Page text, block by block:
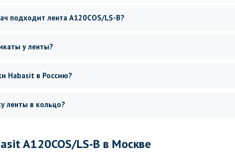
подходит лента A120COS/LS-B?
у ленты?
Habasit в Россию?
ленты в кольцо?
A120COS/LS-B в Москве